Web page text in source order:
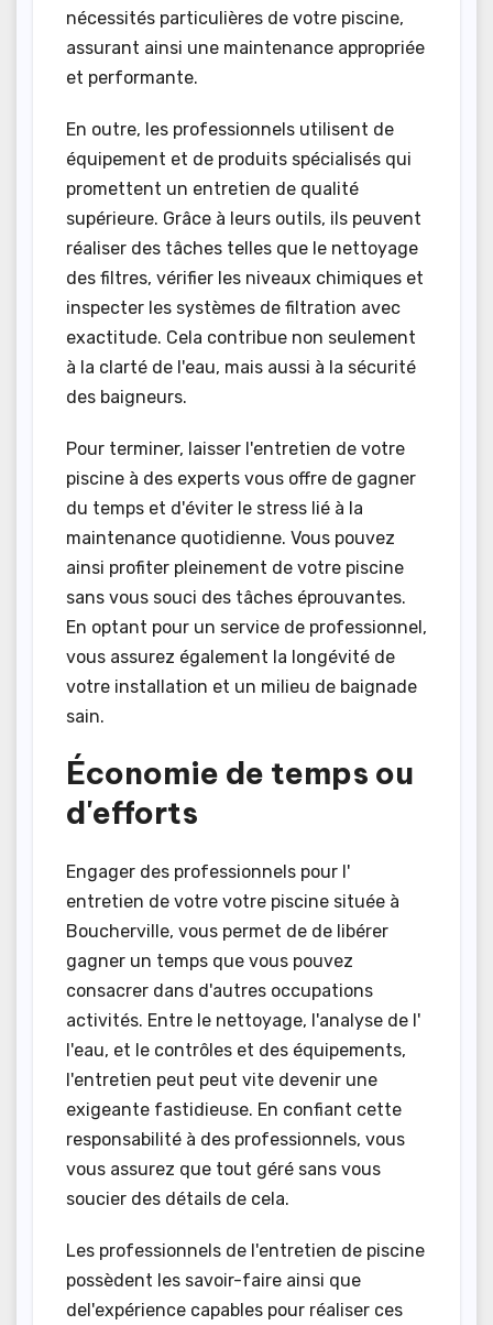
nécessités particulières de votre piscine,
assurant ainsi une maintenance appropriée
et performante.
En outre, les professionnels utilisent de
équipement et de produits spécialisés qui
promettent un entretien de qualité
supérieure. Grâce à leurs outils, ils peuvent
réaliser des tâches telles que le nettoyage
des filtres, vérifier les niveaux chimiques et
inspecter les systèmes de filtration avec
exactitude. Cela contribue non seulement
à la clarté de l'eau, mais aussi à la sécurité
des baigneurs.
Pour terminer, laisser l'entretien de votre
piscine à des experts vous offre de gagner
du temps et d'éviter le stress lié à la
maintenance quotidienne. Vous pouvez
ainsi profiter pleinement de votre piscine
sans vous souci des tâches éprouvantes.
En optant pour un service de professionnel,
vous assurez également la longévité de
votre installation et un milieu de baignade
sain.
Économie de temps ou
d'efforts
Engager des professionnels pour l'
entretien de votre votre piscine située à
Boucherville, vous permet de de libérer
gagner un temps que vous pouvez
consacrer dans d'autres occupations
activités. Entre le nettoyage, l'analyse de l'
l'eau, et le contrôles et des équipements,
l'entretien peut peut vite devenir une
exigeante fastidieuse. En confiant cette
responsabilité à des professionnels, vous
vous assurez que tout géré sans vous
soucier des détails de cela.
Les professionnels de l'entretien de piscine
possèdent les savoir-faire ainsi que
del'expérience capables pour réaliser ces